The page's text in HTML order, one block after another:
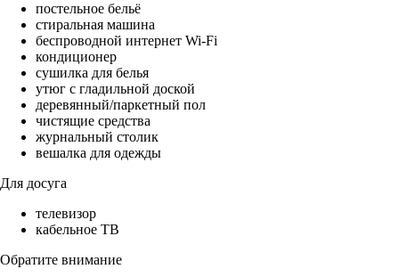
постельное бельё
стиральная машина
беспроводной интернет Wi-Fi
кондиционер
сушилка для белья
утюг с гладильной доской
деревянный/паркетный пол
чистящие средства
журнальный столик
вешалка для одежды
Для досуга
телевизор
кабельное ТВ
Обратите внимание